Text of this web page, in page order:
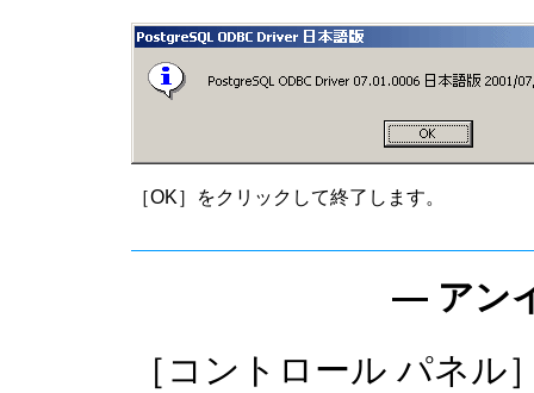
［OK］をクリックして終了します。
― アン
［コントロール パネ